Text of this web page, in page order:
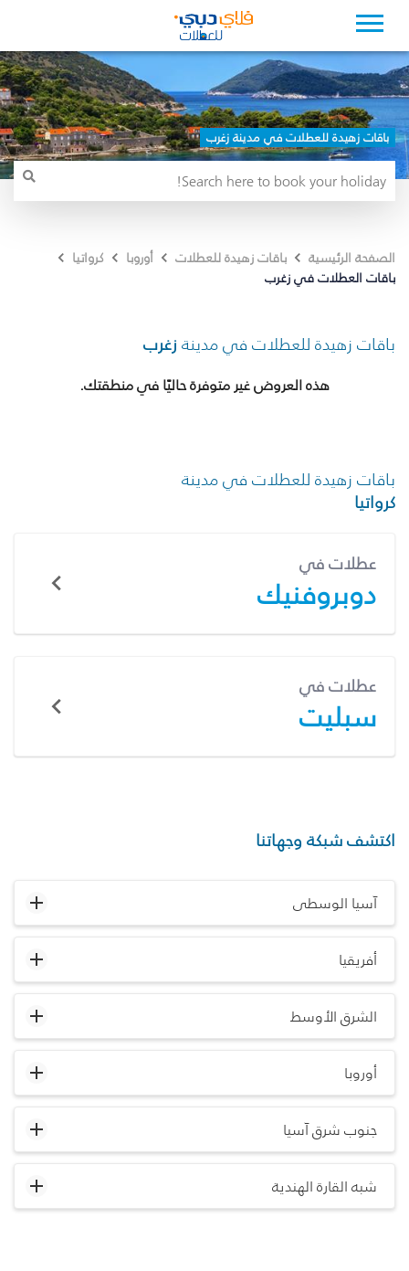
باقات زهيدة للعطلات في مدينة زغرب
الصفحة الرئيسية باقات زهيدة للعطلات أوروبا
كرواتيا
باقات العطلات في زغرب
باقات زهيدة للعطلات في مدينة زغرب
هذه العروض غير متوفرة حاليًا في منطقتك.
باقات زهيدة للعطلات في مدينة
كرواتيا
عطلات في
دوبروفنيك
عطلات في
سبليت
اكتشف شبكة وجهاتنا
آسيا الوسطى
أفريقيا
الشرق الأوسط
أوروبا
جنوب شرق آسيا
شبه القارة الهندية